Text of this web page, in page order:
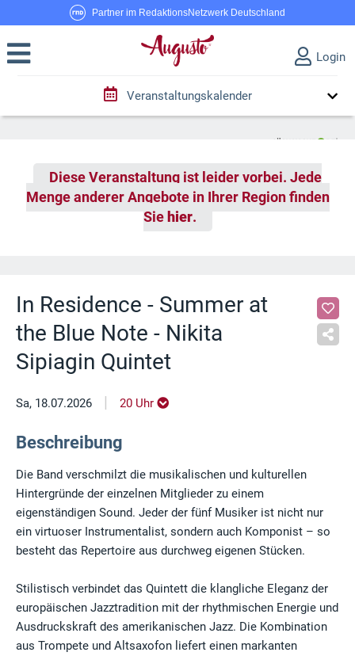
Partner im RedaktionsNetzwerk Deutschland
Login
Veranstaltungskalender
Diese Veranstaltung ist leider vorbei. Jede
Menge anderer Angebote in Ihrer Region finden
Sie hier.
In Residence - Summer at
the Blue Note - Nikita
Sipiagin Quintet
Sa, 18.07.2026 | 20 Uhr
Beschreibung
Die Band verschmilzt die musikalischen und kulturellen
Hintergründe der einzelnen Mitglieder zu einem
eigenständigen Sound. Jeder der fünf Musiker ist nicht nur
ein virtuoser Instrumentalist, sondern auch Komponist – so
besteht das Repertoire aus durchweg eigenen Stücken.
Stilistisch verbindet das Quintett die klangliche Eleganz der
europäischen Jazztradition mit der rhythmischen Energie und
Ausdruckskraft des amerikanischen Jazz. Die Kombination
aus Trompete und Altsaxofon liefert einen markanten